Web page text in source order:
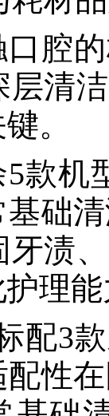
腔的
清
。
款机
础
牙渍
理
配3
性